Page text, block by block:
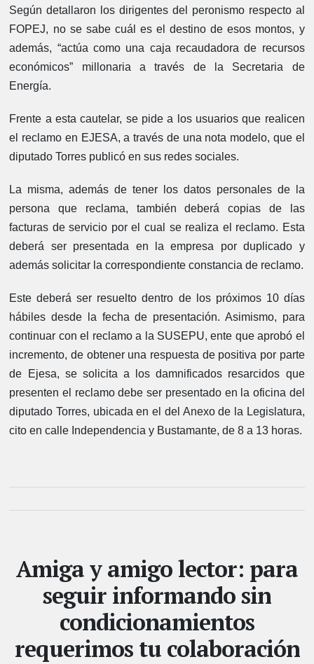
Según detallaron los dirigentes del peronismo respecto al
FOPEJ, no se sabe cuál es el destino de esos montos, y
además, “actúa como una caja recaudadora de recursos
económicos” millonaria a través de la Secretaria de
Energía.
Frente a esta cautelar, se pide a los usuarios que realicen
el reclamo en EJESA, a través de una nota modelo, que el
diputado Torres publicó en sus redes sociales.
La misma, además de tener los datos personales de la
persona que reclama, también deberá copias de las
facturas de servicio por el cual se realiza el reclamo. Esta
deberá ser presentada en la empresa por duplicado y
además solicitar la correspondiente constancia de reclamo.
Este deberá ser resuelto dentro de los próximos 10 días
hábiles desde la fecha de presentación. Asimismo, para
continuar con el reclamo a la SUSEPU, ente que aprobó el
incremento, de obtener una respuesta de positiva por parte
de Ejesa, se solicita a los damnificados resarcidos que
presenten el reclamo debe ser presentado en la oficina del
diputado Torres, ubicada en el del Anexo de la Legislatura,
cito en calle Independencia y Bustamante, de 8 a 13 horas.
Amiga y amigo lector: para
seguir informando sin
condicionamientos
requerimos tu colaboración